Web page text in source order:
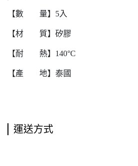
【數 量】5入
【材 質】矽膠
【耐 熱】140°C
【產 地】泰國
運送方式